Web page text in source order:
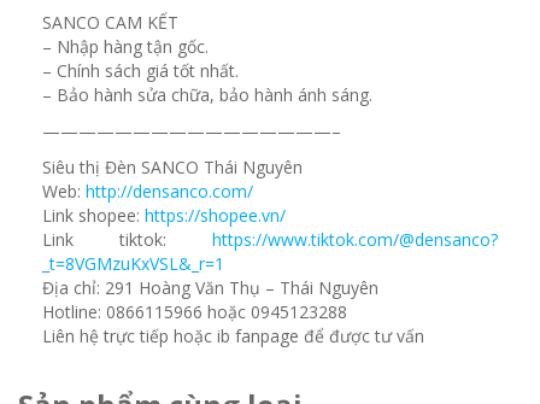
SANCO CAM KẾT
– Nhập hàng tận gốc.
– Chính sách giá tốt nhất.
– Bảo hành sửa chữa, bảo hành ánh sáng.
————————————————–
Siêu thị Đèn SANCO Thái Nguyên
Web: http://densanco.com/
Link shopee: https://shopee.vn/
Link tiktok: https://www.tiktok.com/@densanco?
_t=8VGMzuKxVSL&_r=1
Địa chỉ: 291 Hoàng Văn Thụ – Thái Nguyên
Hotline: 0866115966 hoặc 0945123288
Liên hệ trực tiếp hoặc ib fanpage để được tư vấn